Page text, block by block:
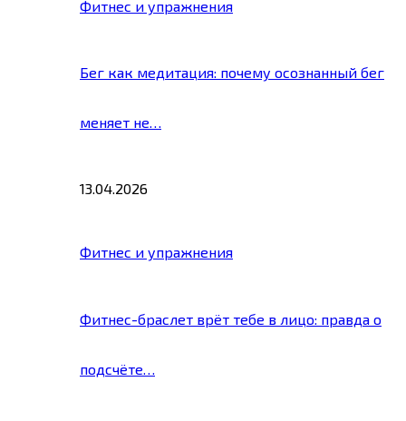
Фитнес и упражнения
Бег как медитация: почему осознанный бег
меняет не…
13.04.2026
Фитнес и упражнения
Фитнес-браслет врёт тебе в лицо: правда о
подсчёте…